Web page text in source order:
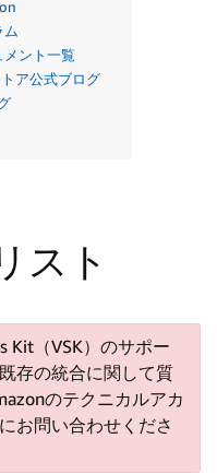
ム
ント一覧
ア公式ブログ
スト
Kit（VSK）のサポー
存の統合に関して質
のテクニカルアカ
お問い合わせくださ